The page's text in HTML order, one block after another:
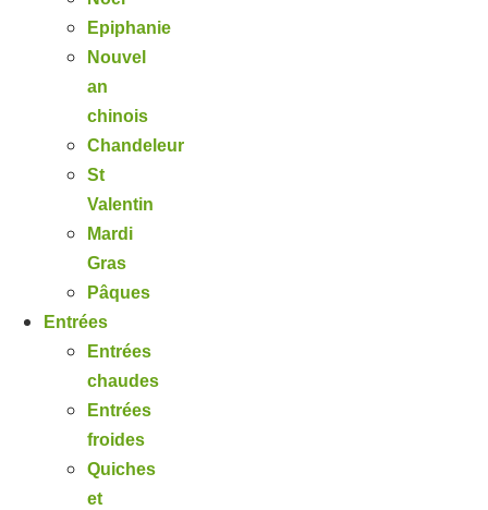
Epiphanie
Nouvel
an
chinois
Chandeleur
St
Valentin
Mardi
Gras
Pâques
Entrées
Entrées
chaudes
Entrées
froides
Quiches
et